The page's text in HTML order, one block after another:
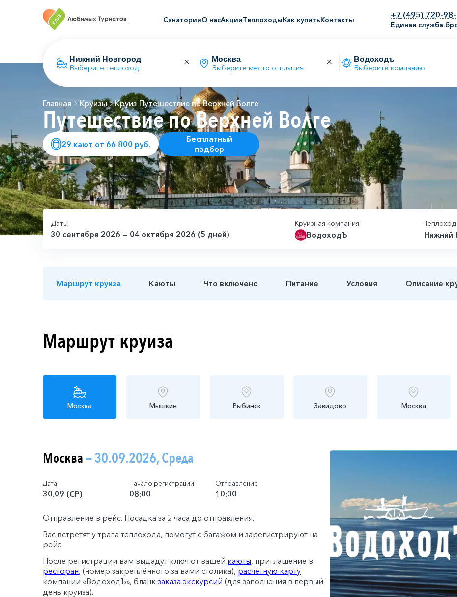
СанаторииО насАкцииТеплоходыКак купитьКонтакты
+7 (495) 720-
Единая служба
Выберите теплоход Выберите место отплытия Выберите компанию
Главная Круизы Круиз Путешествие по Верхней Волге
Путешествие по Верхней Волге
29 кают от 66 800 руб.
Бесплатный
подбор
Даты
30 сентября 2026 — 04 октября 2026 (5 дней)
Круизная компания
ВодоходЪ
Теплоход
Нижний
Маршрут круиза Каюты Что включено Питание Условия Описание
Маршрут круиза
Москва Мышкин Рыбинск Завидово Москва
Москва— 30.09.2026, Среда
Дата
30.09 (СР)
Начало регистрации
08:00
Отправление
10:00
Отправление в рейс. Посадка за 2 часа до отправления.
Вас встретят у трапа теплохода, помогут с багажом и зарегистрируют на
рейс.
После регистрации вам выдадут ключ от вашей каюты, приглашение в
ресторан, (номер закреплённого за вами столика), расчётную карту
компании «ВодоходЪ», бланк заказа экскурсий (для заполнения в первый
день круиза).